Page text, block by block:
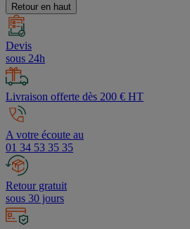
Retour en haut
Devis
sous 24h
Livraison offerte dès 200 € HT
A votre écoute au
01 34 53 35 35
Retour gratuit
sous 30 jours